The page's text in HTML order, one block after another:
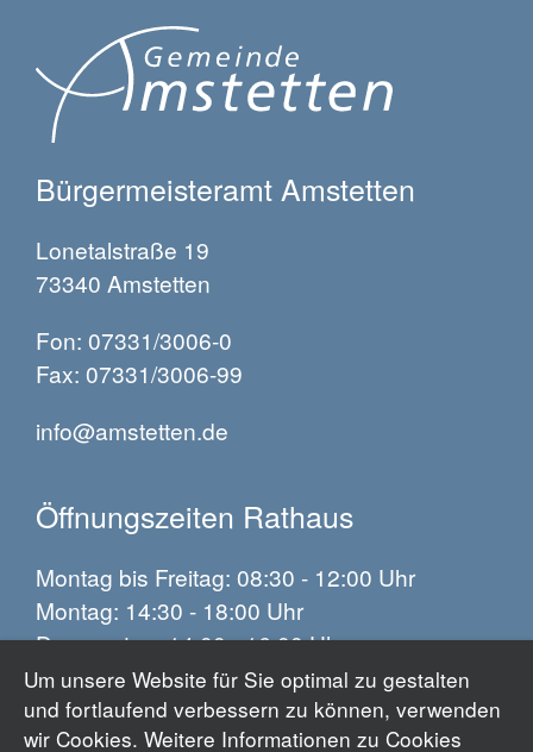
Um unsere Website für Sie optimal zu gestalten
und fortlaufend verbessern zu können, verwenden
wir Cookies. Weitere Informationen zu Cookies
Bürgermeisteramt Amstetten
Lonetalstraße 19
73340 Amstetten
Fon: 07331/3006-0
Fax: 07331/3006-99
info@amstetten.de
Öffnungszeiten Rathaus
Montag bis Freitag: 08:30 - 12:00 Uhr
Montag: 14:30 - 18:00 Uhr
Donnerstag: 14:00 - 16:00 Uhr
Impressum